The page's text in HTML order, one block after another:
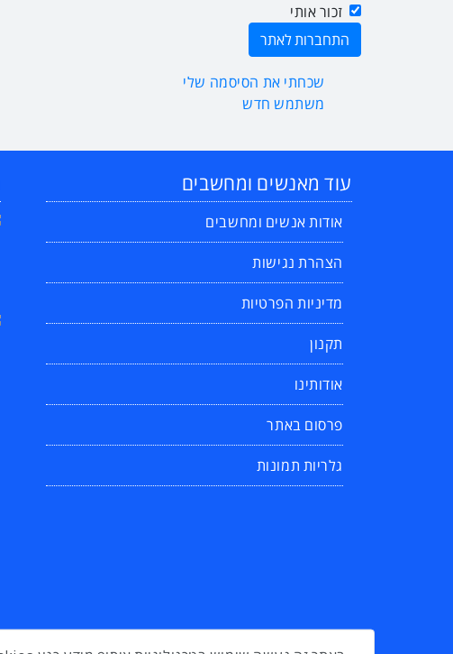
זכור אותי
שכחתי את הסיסמה שלי
משתמש חדש
עוד מאנשים ומחשבים
אודות אנשים ומחשבים
הצהרת נגישות
מדיניות הפרטיות
תקנון
אודותינו
פרסום באתר
גלריות תמונות